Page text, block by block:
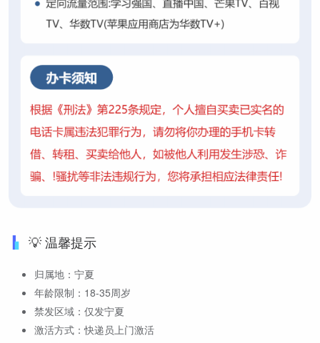
💡 温馨提示
归属地：宁夏
年龄限制：18-35周岁
禁发区域：仅发宁夏
激活方式：快递员上门激活